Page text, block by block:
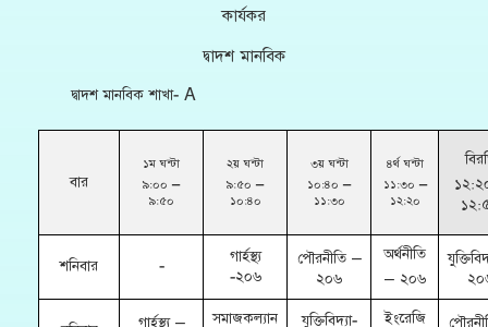
কার্যকর
দ্বাদশ মানবিক
দ্বাদশ মানবিক শাখা- A
বার
১ম ঘন্টা
৯:০০ –
৯:৫০
২য় ঘন্টা
৯:৫০ –
১০:৪০
৩য় ঘন্টা
১০:৪০ –
১১:৩০
৪র্থ ঘন্টা
১১:৩০ –
১২:২০
শনিবার -
গার্হস্থ্য
-২০৬
পৌরনীতি –
২০৬
অর্থনীতি
– ২০৬
গার্হস্থ্য –
সমাজকল্যান
যুক্তিবিদ্যা-
ইংরেজি